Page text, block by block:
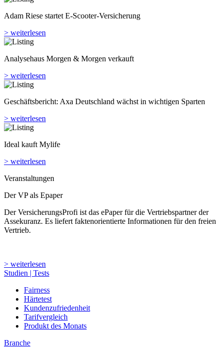
Adam Riese startet E-Scooter-Versicherung
> weiterlesen
Analyse­haus Morgen & Morgen verkauft
> weiterlesen
Geschäftsbericht: Axa Deutschland wächst in wichtigen Sparten
> weiterlesen
Ideal kauft Mylife
> weiterlesen
Veranstaltungen
Der VP als Epaper
Der VersicherungsProfi ist das ePaper für die Vertriebspartner der
Assekuranz. Es liefert faktenorientierte Informationen für den freien
Vertrieb.
> weiterlesen
Studien | Tests
Fairness
Härtetest
Kundenzufriedenheit
Tarifvergleich
Produkt des Monats
Branche